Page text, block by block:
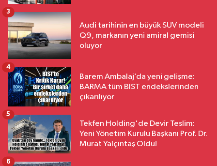
Audi tarihinin en büyük SUV modeli
Q9, markanın yeni amiral gemisi
oluyor
3
Barem Ambalaj’da yeni gelişme:
BARMA tüm BIST endekslerinden
çıkarılıyor
4
Tekfen Holding'de Devir Teslim:
Yeni Yönetim Kurulu Başkanı Prof. Dr.
Murat Yalçıntaş Oldu!
5
6